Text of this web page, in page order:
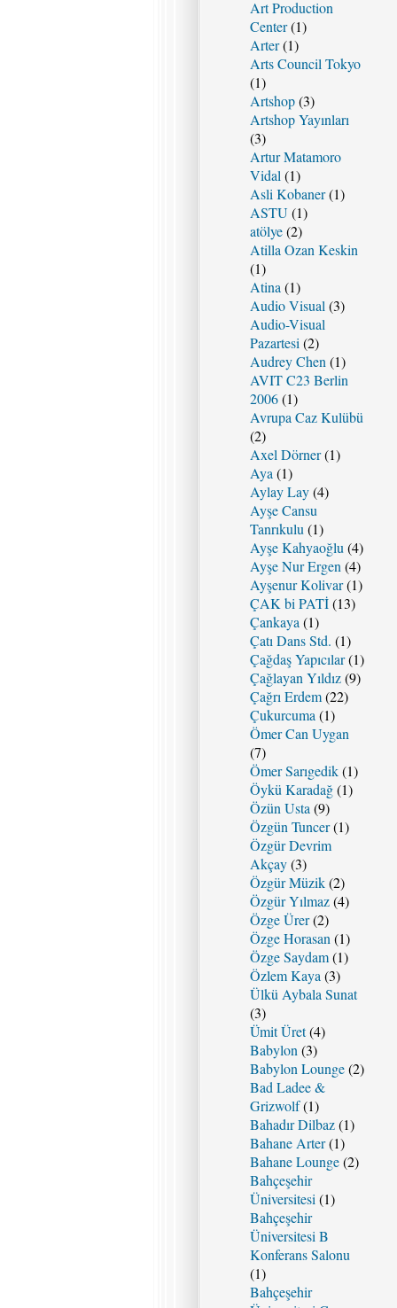
Art Production
Center(1)
Arter(1)
Arts Council Tokyo
(1)
Artshop(3)
Artshop Yayınları
(3)
Artur Matamoro
Vidal (1)
Asli Kobaner(1)
ASTU (1)
atölye(2)
Atilla Ozan Keskin
(1)
Atina (1)
Audio Visual (3)
Audio-Visual
Pazartesi (2)
Audrey Chen (1)
AVIT C23 Berlin
2006(1)
Avrupa Caz Kulübü
(2)
Axel Dörner(1)
Aya (1)
Aylay Lay(4)
Ayşe Cansu
Tanrıkulu (1)
Ayşe Kahyaoğlu (4)
Ayşe Nur Ergen (4)
Ayşenur Kolivar(1)
ÇAK bi PATİ(13)
Çankaya (1)
Çatı Dans Std. (1)
Çağdaş Yapıcılar(1)
Çağlayan Yıldız(9)
Çağrı Erdem(22)
Çukurcuma (1)
Ömer Can Uygan
(7)
Ömer Sarıgedik(1)
Öykü Karadağ(1)
Özün Usta (9)
Özgün Tuncer(1)
Özgür Devrim
Akçay(3)
Özgür Müzik(2)
Özgür Yılmaz(4)
Özge Ürer(2)
Özge Horasan (1)
Özge Saydam(1)
Özlem Kaya (3)
Ülkü Aybala Sunat
(3)
Ümit Üret(4)
Babylon (3)
Babylon Lounge(2)
Bad Ladee &
Grizwolf(1)
Bahadır Dilbaz(1)
Bahane Arter(1)
Bahane Lounge(2)
Bahçeşehir
Üniversitesi (1)
Bahçeşehir
Üniversitesi B
Konferans Salonu
(1)
Bahçeşehir